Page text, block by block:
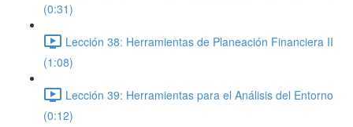
(0:31)
Lección 38: Herramientas de Planeación Financiera II
(1:08)
Lección 39: Herramientas para el Análisis del Entorno
(0:12)